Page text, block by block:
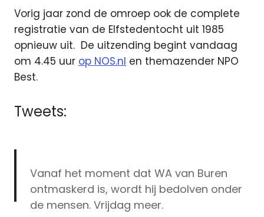
Vorig jaar zond de omroep ook de complete
registratie van de Elfstedentocht uit 1985
opnieuw uit. De uitzending begint vandaag
om 4.45 uur op NOS.nl en themazender NPO
Best.
Tweets:
Vanaf het moment dat WA van Buren
ontmaskerd is, wordt hij bedolven onder
de mensen. Vrijdag meer.